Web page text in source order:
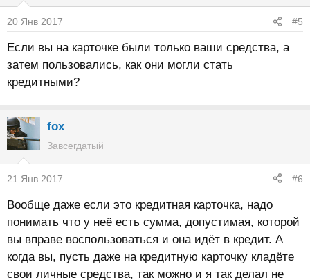
20 Янв 2017 #5
Если вы на карточке были только ваши средства, а
затем пользовались, как они могли стать
кредитными?
fox
Завсегдатый
21 Янв 2017 #6
Вообще даже если это кредитная карточка, надо
понимать что у неё есть сумма, допустимая, которой
вы вправе воспользоваться и она идёт в кредит. А
когда вы, пусть даже на кредитную карточку кладёте
свои личные средства, так можно и я так делал не